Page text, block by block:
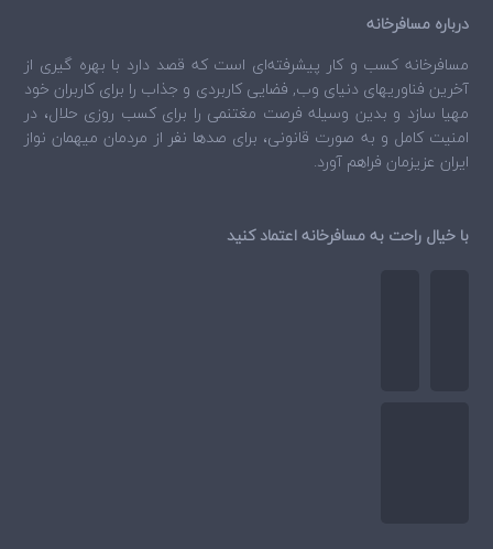
درباره مسافرخانه
مسافرخانه کسب و کار پیشرفته‌ای است که قصد دارد با بهره گیری از
آخرین فناوریهای دنیای وب, فضایی کاربردی و جذاب را برای کاربران خود
مهیا سازد و بدین وسیله فرصت مغتنمی را برای کسب روزی حلال، در
امنیت کامل و به صورت قانونی، برای صدها نفر از مردمان میهمان نواز
ایران عزیزمان فراهم آورد.
با خیال راحت به مسافرخانه اعتماد کنید